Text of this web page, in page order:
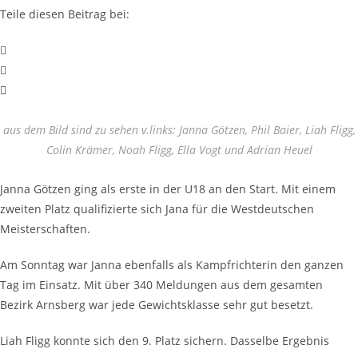
Teile diesen Beitrag bei:
aus dem Bild sind zu sehen v.links: Janna Götzen, Phil Baier, Liah Fligg,
Colin Krämer, Noah Fligg, Ella Vogt und Adrian Heuel
Janna Götzen ging als erste in der U18 an den Start. Mit einem
zweiten Platz qualifizierte sich Jana für die Westdeutschen
Meisterschaften.
Am Sonntag war Janna ebenfalls als Kampfrichterin den ganzen
Tag im Einsatz. Mit über 340 Meldungen aus dem gesamten
Bezirk Arnsberg war jede Gewichtsklasse sehr gut besetzt.
Liah Fligg konnte sich den 9. Platz sichern. Dasselbe Ergebnis